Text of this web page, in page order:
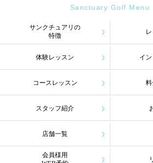
Sanctuary Golf Menu
サンクチュアリの
特徴
体験レッスン イ
コースレッスン 料
スタッフ紹介
店舗一覧
会員様用